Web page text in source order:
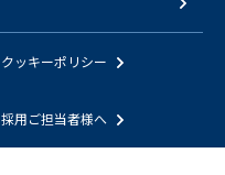
クッキーポリシー
採用ご担当者様へ